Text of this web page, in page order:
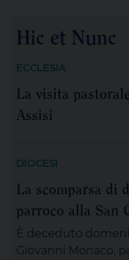
“popolo giovane”
credenti, tra […]
Hic et Nunc
ECCLESIA
La visita
Assisi
DIOCESI
La scomparsa di
parroco alla San
È deceduto
Giovanni Monaco,